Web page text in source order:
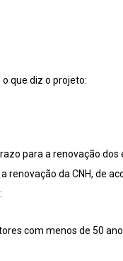
que diz o projeto:
para a renovação dos
renovação da CNH, de
com menos de 50